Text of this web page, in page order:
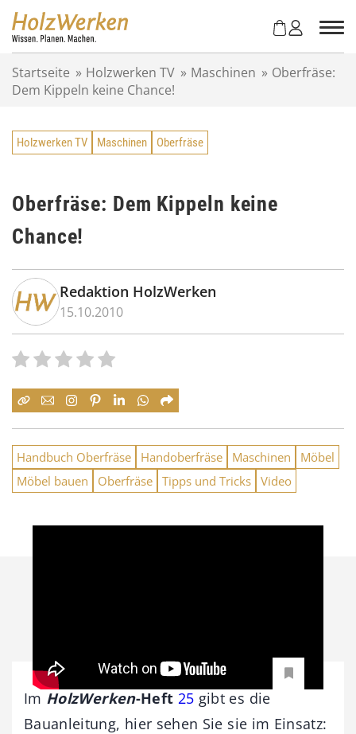
Startseite » Holzwerken TV » Maschinen » Oberfräse:
Dem Kippeln keine Chance!
Holzwerken TV Maschinen Oberfräse
Oberfräse: Dem Kippeln keine
Chance!
Redaktion HolzWerken
15.10.2010
Handbuch Oberfräse Handoberfräse Maschinen
Möbel
Möbel bauen
Oberfräse Tipps und Tricks Video
Im HolzWerken-Heft 25 gibt es die
Bauanleitung, hier sehen Sie sie im Einsatz: